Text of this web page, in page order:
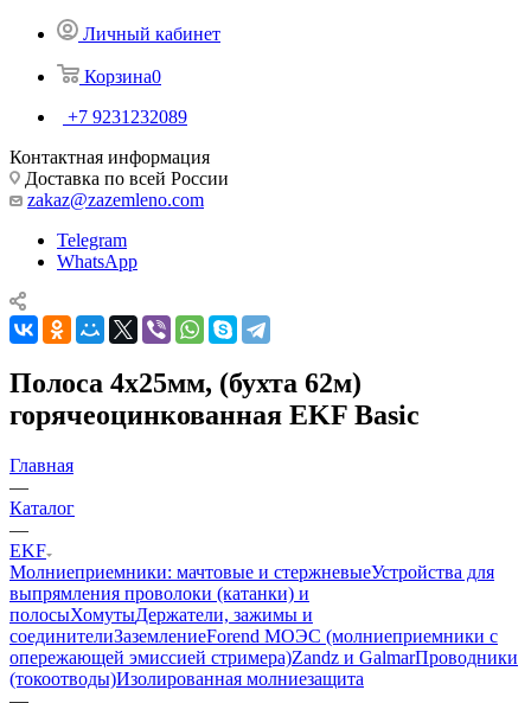
Личный кабинет
Корзина0
+7 9231232089
Контактная информация
Доставка по всей России
zakaz@zazemleno.com
Telegram
WhatsApp
Полоса 4х25мм, (бухта 62м)
горячеоцинкованная EKF Basic
Главная
—
Каталог
—
EKF
Молниеприемники: мачтовые и стержневыеУстройства для
выпрямления проволоки (катанки) и
полосыХомутыДержатели, зажимы и
соединителиЗаземлениеForend МОЭС (молниеприемники с
опережающей эмиссией стримера)Zandz и GalmarПроводники
(токоотводы)Изолированная молниезащита